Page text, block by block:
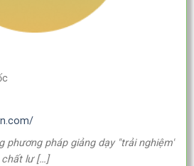
phương pháp giảng dạy "trải nghiệm"
chất lư […]